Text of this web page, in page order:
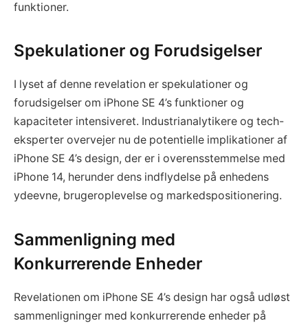
funktioner.
Spekulationer og Forudsigelser
I lyset af denne revelation er spekulationer og
forudsigelser om iPhone SE 4’s funktioner og
kapaciteter intensiveret. Industrianalytikere og tech-
eksperter overvejer nu de potentielle implikationer af
iPhone SE 4’s design, der er i overensstemmelse med
iPhone 14, herunder dens indflydelse på enhedens
ydeevne, brugeroplevelse og markedspositionering.
Sammenligning med
Konkurrerende Enheder
Revelationen om iPhone SE 4’s design har også udløst
sammenligninger med konkurrerende enheder på